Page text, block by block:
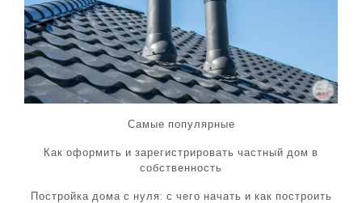
Самые популярные
Как оформить и зарегистрировать частный дом в
собственность
Постройка дома с нуля: с чего начать и как построить